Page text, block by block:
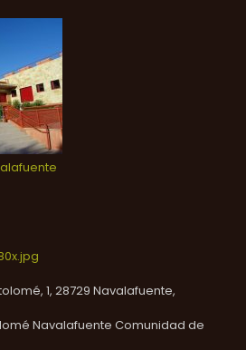
1, 28729 Navalafuente,
Navalafuente Comunidad de